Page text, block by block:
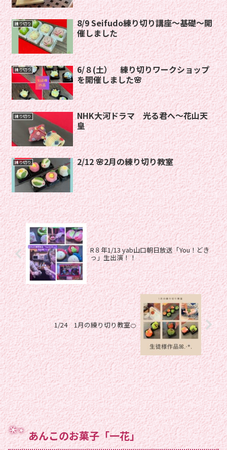
練り切り
8/9 Seifudo練り切り講座〜基礎〜開
催しました
練り切り
6/８(土） 練り切りワークショップ
を開催しました🌸
練り切り
NHK大河ドラマ 光る君へ〜花山天
皇
練り切り 2/12 🌸2月の練り切り教室
R８年1/13 yab山口朝日放送「You！どき
っ」生出演！！
1/24 1月の練り切り教室🍊
あんこのお菓子「一花」